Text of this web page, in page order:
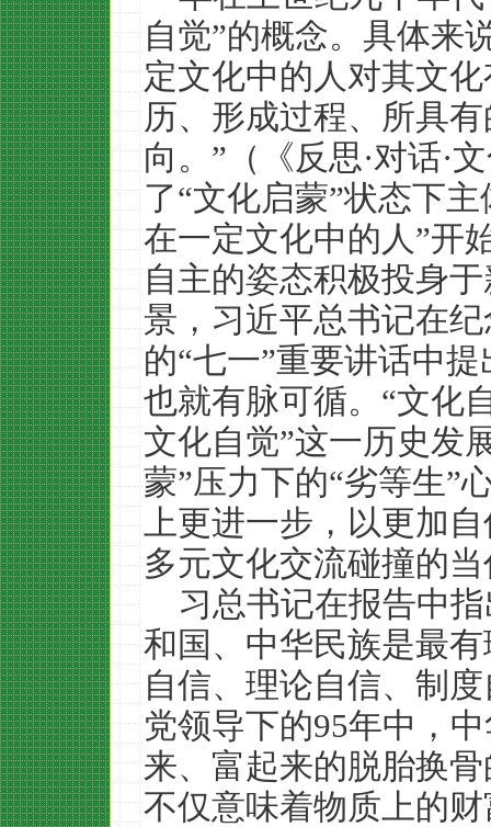
自觉”的概念。具体来
定文化中的人对其文
历、形成过程、所具
向。”（《反思·对话·
了“文化启蒙”状态下
在一定文化中的人”开
自主的姿态积极投身
景，习近平总书记在
的“七一”重要讲话中
也就有脉可循。“文
文化自觉”这一历史发
蒙”压力下的“劣等生”
上更进一步，以更加
多元文化交流碰撞的
习总书记在报告中
和国、中华民族是最
自信、理论自信、制
党领导下的95年中，
来、富起来的脱胎换
不仅意味着物质上的